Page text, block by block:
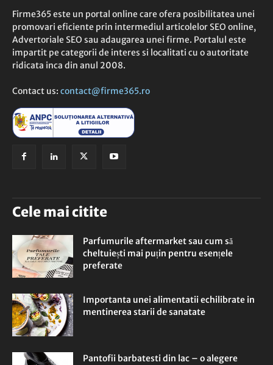
Firme365 este un portal online care ofera posibilitatea unei
promovari eficiente prin intermediul articolelor SEO online,
Advertoriale SEO sau adaugarea unei firme. Portalul este
impartit pe categorii de interes si localitati cu o autoritate
ridicata inca din anul 2008.
Contact us: contact@firme365.ro
Cele mai citite
Parfumurile aftermarket sau cum să
cheltuiești mai puțin pentru esențele
preferate
Importanta unei alimentatii echilibrate in
mentinerea starii de sanatate
Pantofii barbatesti din lac – o alegere